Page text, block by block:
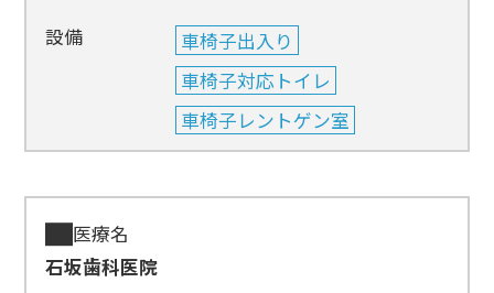
設備
車椅子出入り
車椅子対応トイレ
車椅子レントゲン室
医療名
石坂歯科医院